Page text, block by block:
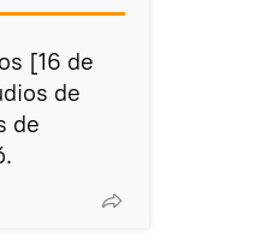
[16 de
de
de